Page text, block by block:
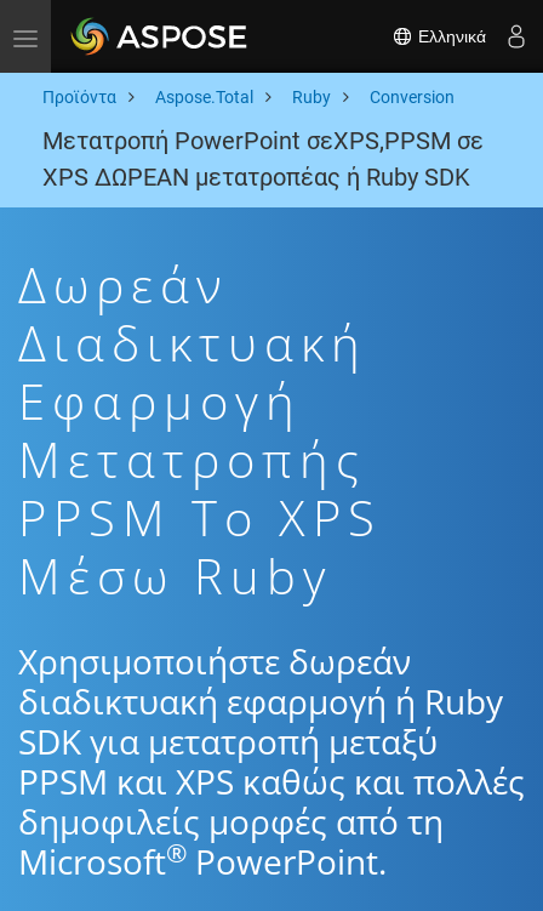
Toggle navigation Ελληνικά
Προϊόντα Aspose.Total Ruby Conversion
Μετατροπή PowerPoint σεXPS,PPSM σε
XPS ΔΩΡΕΑΝ μετατροπέας ή Ruby SDK
Δωρεάν
Διαδικτυακή
Εφαρμογή
Μετατροπής
PPSM To XPS
Μέσω Ruby
Χρησιμοποιήστε δωρεάν
διαδικτυακή εφαρμογή ή Ruby
SDK για μετατροπή μεταξύ
PPSM και XPS καθώς και πολλές
δημοφιλείς μορφές από τη
Microsoft® PowerPoint.